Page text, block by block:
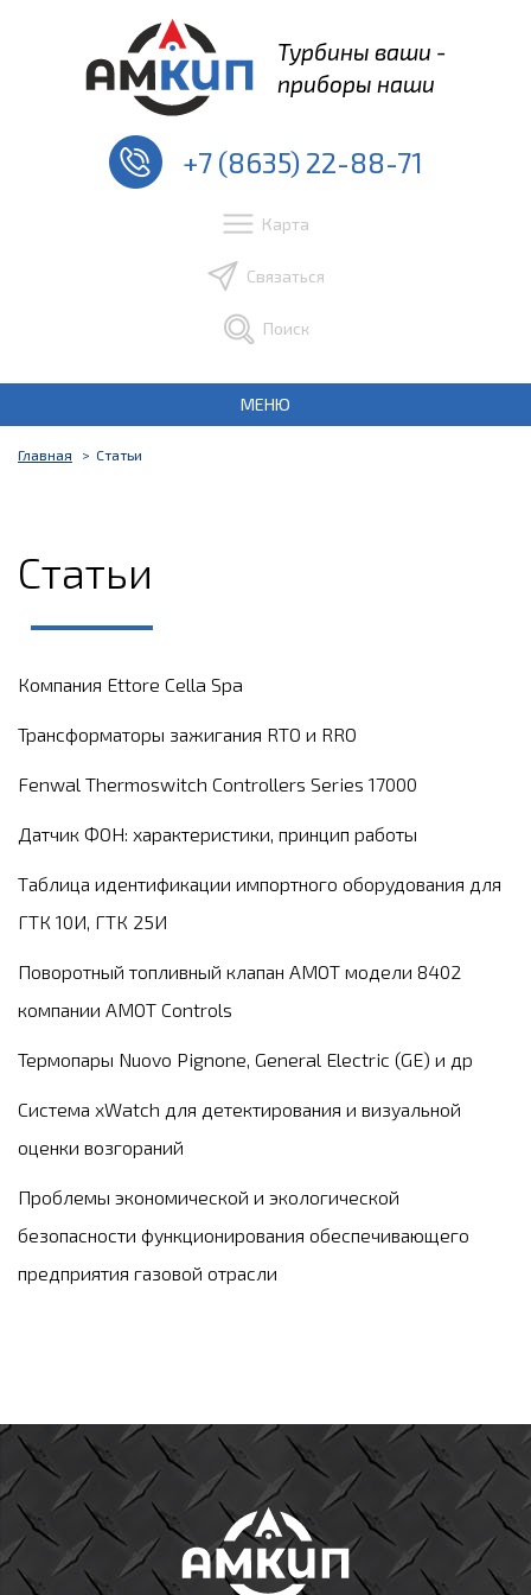
Турбины ваши -
приборы наши
+7 (8635) 22-88-71
Карта
Связаться
Поиск
МЕНЮ
Главная Статьи
Статьи
Компания Ettore Cella Spa
Трансформаторы зажигания RTO и RRO
Fenwal Thermoswitch Controllers Series 17000
Датчик ФОН: характеристики, принцип работы
Таблица идентификации импортного оборудования для
ГТК 10И, ГТК 25И
Поворотный топливный клапан AMOT модели 8402
компании АМОТ Controls
Термопары Nuovo Pignone, General Electric (GE) и др
Система xWatch для детектирования и визуальной
оценки возгораний
Проблемы экономической и экологической
безопасности функционирования обеспечивающего
предприятия газовой отрасли